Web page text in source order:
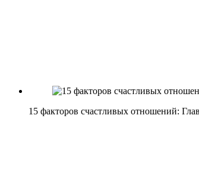
15 факторов счастливых отношений: